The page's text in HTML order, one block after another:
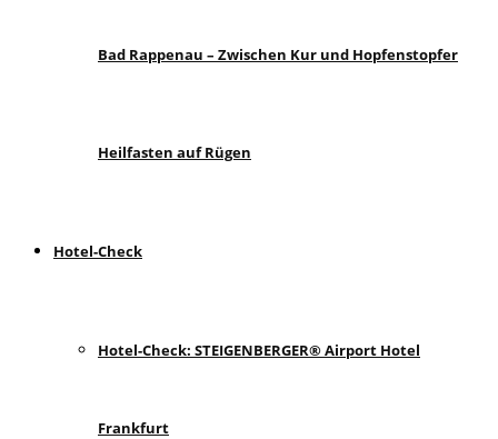
Bad Rappenau – Zwischen Kur und Hopfenstopfer
Heilfasten auf Rügen
Hotel-Check
Hotel-Check: STEIGENBERGER® Airport Hotel
Frankfurt